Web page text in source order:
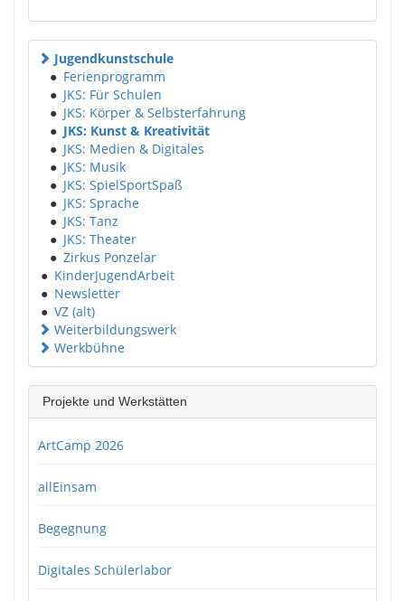
Jugendkunstschule
● Ferienprogramm
● JKS: Für Schulen
● JKS: Körper & Selbsterfahrung
● JKS: Kunst & Kreativität
● JKS: Medien & Digitales
● JKS: Musik
● JKS: SpielSportSpaß
● JKS: Sprache
● JKS: Tanz
● JKS: Theater
● Zirkus Ponzelar
● KinderJugendArbeit
● Newsletter
● VZ (alt)
Weiterbildungswerk
Werkbühne
Projekte und Werkstätten
ArtCamp 2026
allEinsam
Begegnung
Digitales Schülerlabor